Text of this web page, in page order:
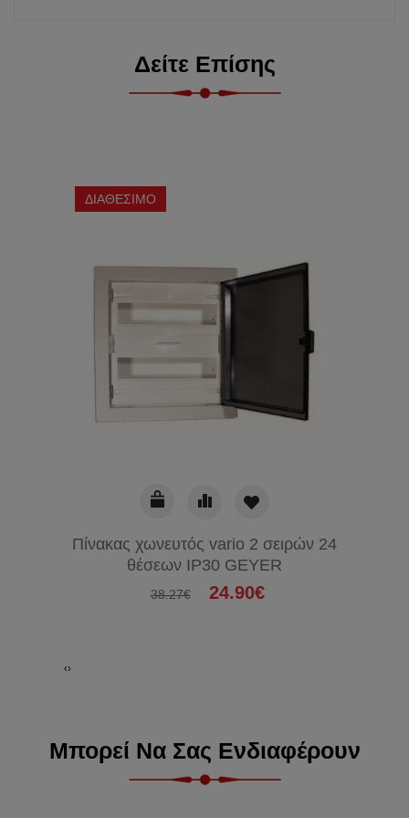
Δείτε Επίσης
ΔΙΑΘΕΣΙΜΟ
Πίνακας χωνευτός vario 2 σειρών 24
θέσεων IP30 GEYER
38.27€ 24.90€
‹›
Μπορεί Να Σας Ενδιαφέρουν